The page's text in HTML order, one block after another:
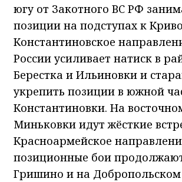
югу от Закотного ВС РФ
позиции на подступах к
Константиновское
России усиливает натиск в
Берестка и Ильиновки и
укрепить позиции в южной
Константиновки. На
Миньковки идут жёсткие
Красноармейское
позиционные бои
Гришино и на Добропольском